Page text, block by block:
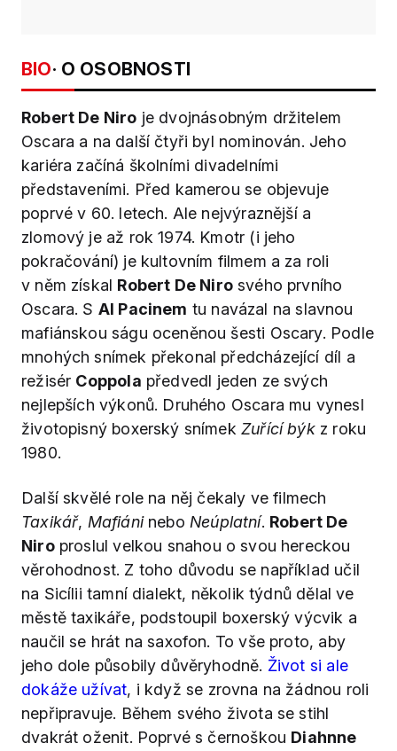
BIO· O OSOBNOSTI
Robert De Niro je dvojnásobným držitelem
Oscara a na další čtyři byl nominován. Jeho
kariéra začíná školními divadelními
představeními. Před kamerou se objevuje
poprvé v 60. letech. Ale nejvýraznější a
zlomový je až rok 1974. Kmotr (i jeho
pokračování) je kultovním filmem a za roli
v něm získal Robert De Nirosvého prvního
Oscara. S Al Pacinem tu navázal na slavnou
mafiánskou ságu oceněnou šesti Oscary. Podle
mnohých snímek překonal předcházející díl a
režisér Coppola předvedl jeden ze svých
nejlepších výkonů. Druhého Oscara mu vynesl
životopisný boxerský snímekZuřící býkz roku
1980.
Další skvělé role na něj čekaly ve filmech
Taxikář, Mafiáninebo Neúplatní. Robert De
Niroproslul velkou snahou o svou hereckou
věrohodnost. Z toho důvodu se například učil
na Sicílii tamní dialekt, několik týdnů dělal ve
městě taxikáře, podstoupil boxerský výcvik a
naučil se hrát na saxofon. To vše proto, aby
jeho dole působily důvěryhodně. Život si ale
dokáže užívat, i když se zrovna na žádnou roli
nepřipravuje. Během svého života se stihl
dvakrát oženit. Poprvé s černoškou Diahnne